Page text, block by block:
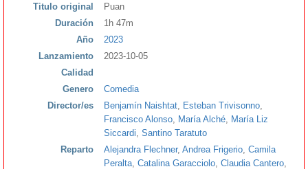
Titulo original
Puan
Duración
1h 47m
Año
2023
Lanzamiento
2023-10-05
Calidad
Genero
Comedia
Director/es
Benjamín Naishtat Esteban Trivisonno
Francisco Alonso
María Alché
María Liz
Siccardi Santino Taratuto
Reparto
Alejandra Flechner, Andrea Frigerio Camila
Peralta Catalina Garacciolo Claudia Cantero